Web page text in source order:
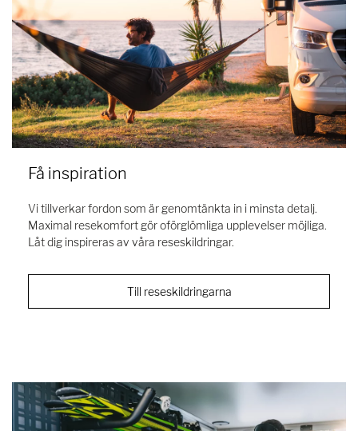
Få inspiration
Vi tillverkar fordon som är genomtänkta in i minsta detalj.
Maximal resekomfort gör oförglömliga upplevelser möjliga.
Låt dig inspireras av våra reseskildringar.
Till reseskildringarna